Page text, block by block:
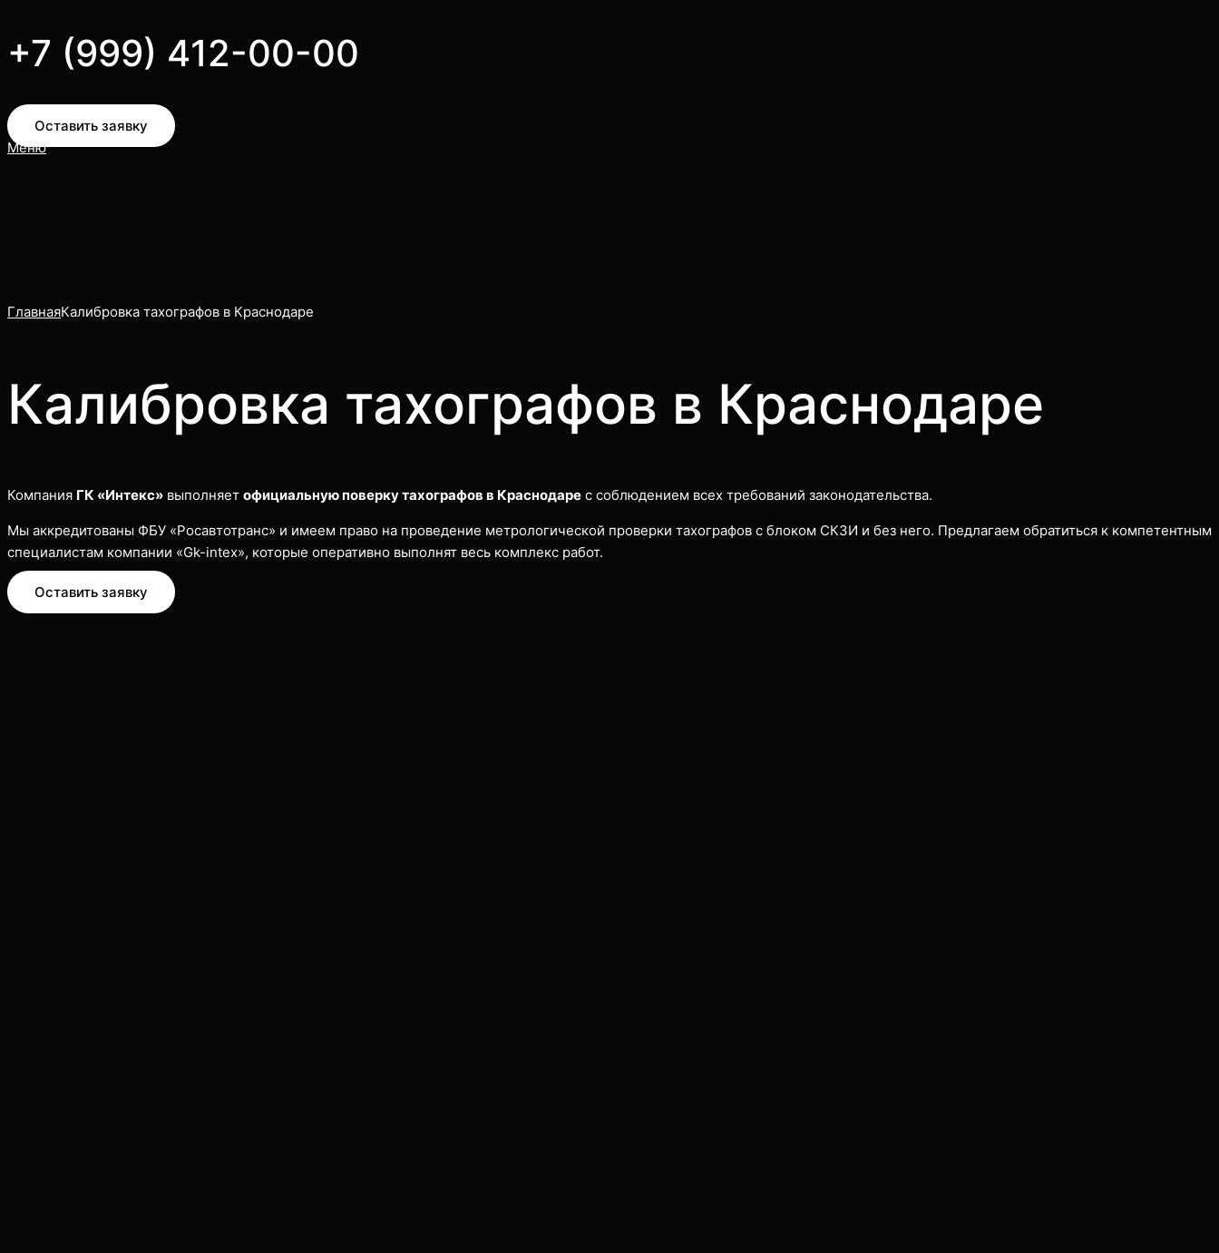
+7 (999) 412-00-00
Оставить заявку
Меню
ГлавнаяКалибровка тахографов в Краснодаре
Калибровка тахографов в Краснодаре
Компания ГК «Интекс» выполняет официальную поверку тахографов в Краснодаре с соблюдением всех требований законодательства.
Мы аккредитованы ФБУ «Росавтотранс» и имеем право на проведение метрологической проверки тахографов с блоком СКЗИ и без него. Предлагаем обратиться к компетентным
специалистам компании «Gk-intex», которые оперативно выполнят весь комплекс работ.
Оставить заявку